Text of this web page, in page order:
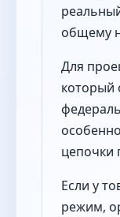
общему
Для
который
цепочки
Если у
режим,